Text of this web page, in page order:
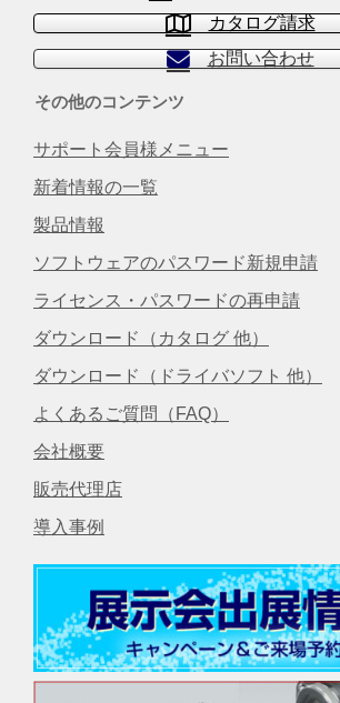
カタログ請求
お問い合わせ
その他のコンテンツ
サポート会員様メニュー
新着情報の一覧
製品情報
ソフトウェアのパスワード新規申請
ライセンス・パスワードの再申請
ダウンロード（カタログ 他）
ダウンロード（ドライバソフト 他）
よくあるご質問（FAQ）
会社概要
販売代理店
導入事例